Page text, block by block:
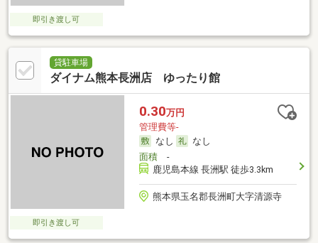
即引き渡し可
貸駐車場
ダイナム熊本長洲店 ゆったり館
0.30万円
管理費等-
なし
なし
面積-
鹿児島本線 長洲駅 徒歩3.3km
熊本県玉名郡長洲町大字清源寺
即引き渡し可